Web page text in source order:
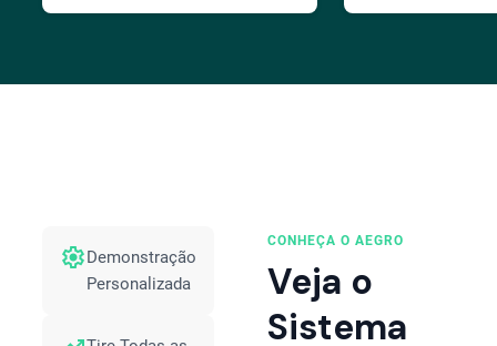
CONHEÇA O AEGRO
Veja o
Sistema
settingsDemonstração
Personalizada